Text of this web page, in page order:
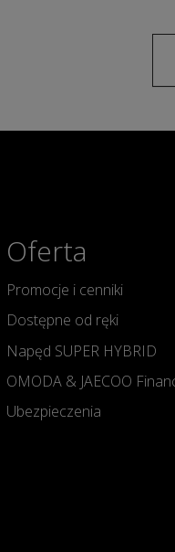
Oferta
Promocje i cenniki
Dostępne od ręki
Napęd SUPER HYBRID
OMODA & JAECOO
Ubezpieczenia